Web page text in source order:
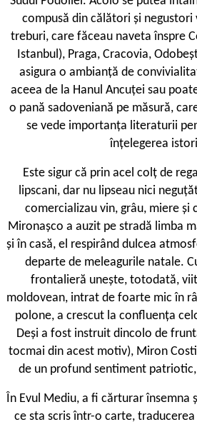
compusă din călători și
treburi, care făceau naveta înspre
Istanbul), Praga, Cracovia,
asigura o ambianță de
aceea de la Hanul Ancuței sau
o pană sadoveniană pe măsură,
se vede importanța literaturii
înțelegerea
Este sigur că prin acel colț de
lipscani, dar nu lipseau nici
comercializau vin, grâu, miere și
Mironașco a auzit pe stradă limba
și în casă, el respirând dulcea
departe de meleagurile natale.
frontalieră unește, totodată,
moldovean, intrat de foarte mic în
polone, a crescut la confluența
Deși a fost instruit dincolo de
tocmai din acest motiv), Miron
de un profund sentiment
În Evul Mediu, a fi cărturar însemna
ce sta scris într-o carte,